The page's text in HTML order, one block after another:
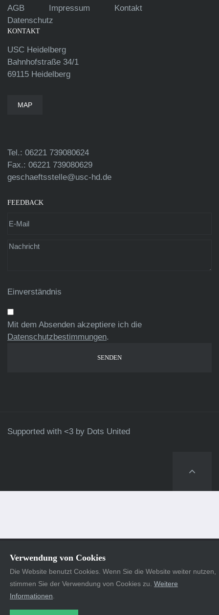
AGB Impressum
Kontakt
Datenschutz
KONTAKT
USC Heidelberg
Bahnhofstraße 34/1
69115 Heidelberg
MAP
Tel.: 06221 739080624
Fax.: 06221 739080629
geschaeftsstelle@usc-hd.de
FEEDBACK
Einverständnis
Mit dem Absenden akzeptiere ich die
Datenschutzbestimmungen.
Supported with <3 by Dots United
Verwendung von Cookies
Die Website benutzt Cookies. Wenn Sie die Website weiter nutzen,
stimmen Sie der Verwendung von Cookies zu. Weitere
Informationen